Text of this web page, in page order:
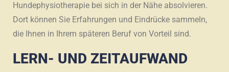
Hundephysiotherapie bei sich in der Nähe absolvieren.
Dort können Sie Erfahrungen und Eindrücke sammeln,
die Ihnen in Ihrem späteren Beruf von Vorteil sind.
LERN- UND ZEITAUFWAND